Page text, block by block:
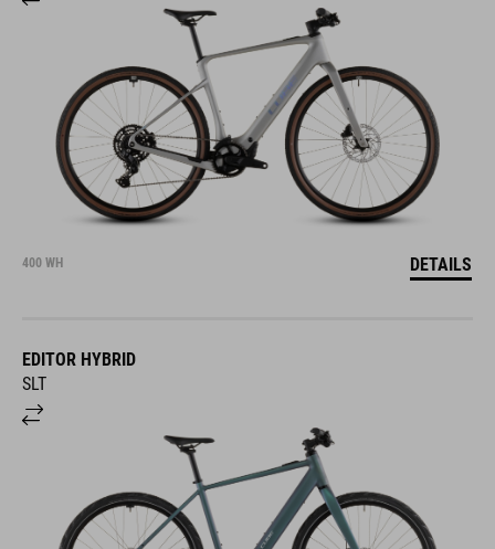
400 WH DETAILS
EDITOR HYBRID
SLT